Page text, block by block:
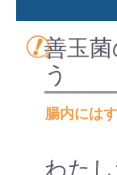
善玉
う
腸内には
わた